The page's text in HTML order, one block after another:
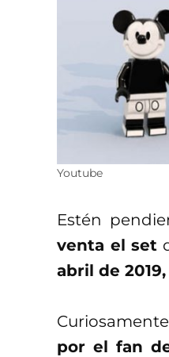
Youtube
Estén
venta el set
abril de 2019,
por el fan